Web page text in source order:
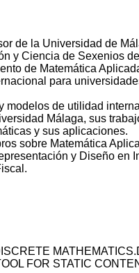
de la Universidad de
y Ciencia de Sexenios
de Matemática
para
modelos de utilidad
Málaga, sus
y sus aplicaciones.
sobre Matemática
y Diseño en
FOR STATIC